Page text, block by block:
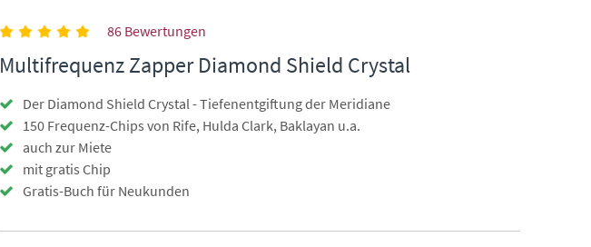
86 Bewertungen
Multifrequenz Zapper Diamond Shield Crystal
Der Diamond Shield Crystal - Tiefenentgiftung der Meridiane
150 Frequenz-Chips von Rife, Hulda Clark, Baklayan u.a.
auch zur Miete
mit gratis Chip
Gratis-Buch für Neukunden